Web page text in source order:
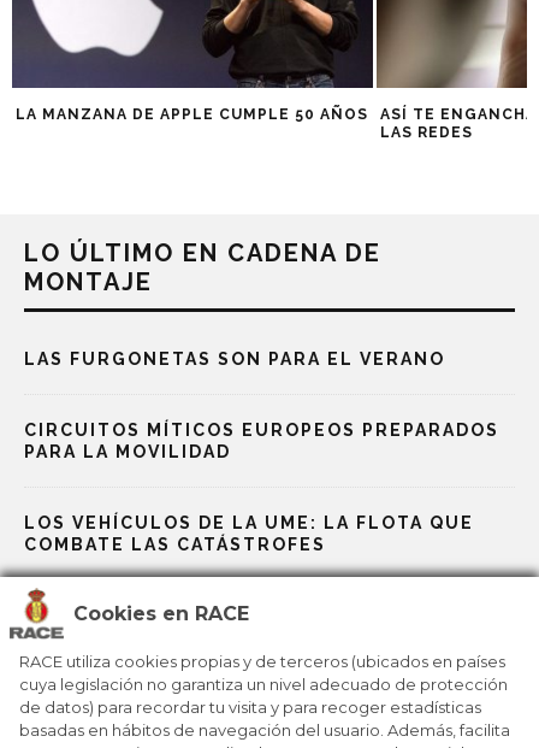
Cookies en RACE
RACE utiliza cookies propias y de terceros (ubicados en países
cuya legislación no garantiza un nivel adecuado de protección
de datos) para recordar tu visita y para recoger estadísticas
basadas en hábitos de navegación del usuario. Además, facilita
LA MANZANA DE APPLE CUMPLE 50 AÑOS
ASÍ TE
LAS REDES
LO ÚLTIMO EN CADENA DE
MONTAJE
LAS FURGONETAS SON PARA EL VERANO
CIRCUITOS MÍTICOS EUROPEOS PREPARADOS
PARA LA MOVILIDAD
LOS VEHÍCULOS DE LA UME: LA FLOTA QUE
COMBATE LAS CATÁSTROFES
LA FÓRMULA E, LABORATORIO PARA LA
INNOVACIÓN ELÉCTRICA DEL FUTURO
LOS CONCEPT CAR REDEFINEN LA MOVILIDAD
DEL MAÑANA